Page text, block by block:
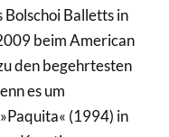
Balletts in
beim American
den begehrtesten
es um
(1994) in